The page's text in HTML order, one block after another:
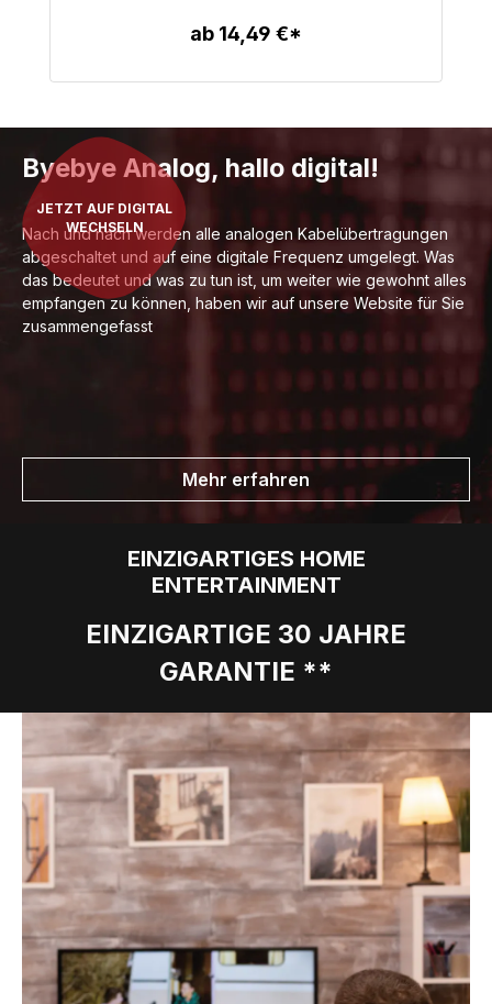
ab 14,49 €*
JETZT AUF DIGITAL
WECHSELN
Byebye Analog, hallo digital!
Nach und nach werden alle analogen Kabelübertragungen
abgeschaltet und auf eine digitale Frequenz umgelegt. Was
das bedeutet und was zu tun ist, um weiter wie gewohnt alles
empfangen zu können, haben wir auf unsere Website für Sie
zusammengefasst
Mehr erfahren
EINZIGARTIGES HOME
ENTERTAINMENT
EINZIGARTIGE 30 JAHRE
GARANTIE **